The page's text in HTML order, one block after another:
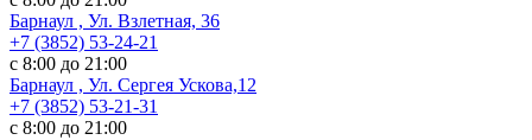
Барнаул , Ул. Взлетная, 36
+7 (3852) 53-24-21
с 8:00 до 21:00
Барнаул , Ул. Сергея Ускова,12
+7 (3852) 53-21-31
с 8:00 до 21:00